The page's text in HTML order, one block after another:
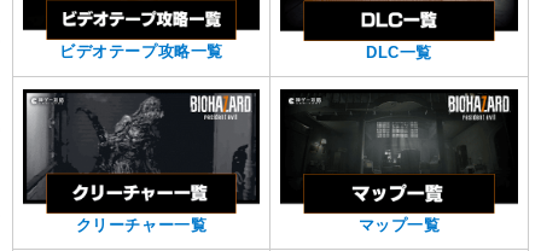
ビデオテープ攻略一覧 DLC一覧
クリーチャー一覧 マップ一覧